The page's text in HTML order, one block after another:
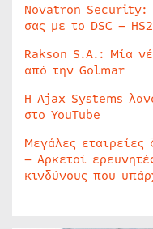
Novatron Security:
σας με το DSC –
Rakson S.A.: Μία
από την Golmar
Η Ajax Systems
στο YouTube
Μεγάλες
– Αρκετοί
κινδύνους που